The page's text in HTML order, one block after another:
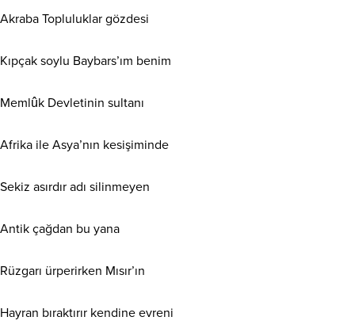
Akraba Topluluklar gözdesi
Kıpçak soylu Baybars’ım benim
Memlûk Devletinin sultanı
Afrika ile Asya’nın kesişiminde
Sekiz asırdır adı silinmeyen
Antik çağdan bu yana
Rüzgarı ürperirken Mısır’ın
Hayran bıraktırır kendine evreni